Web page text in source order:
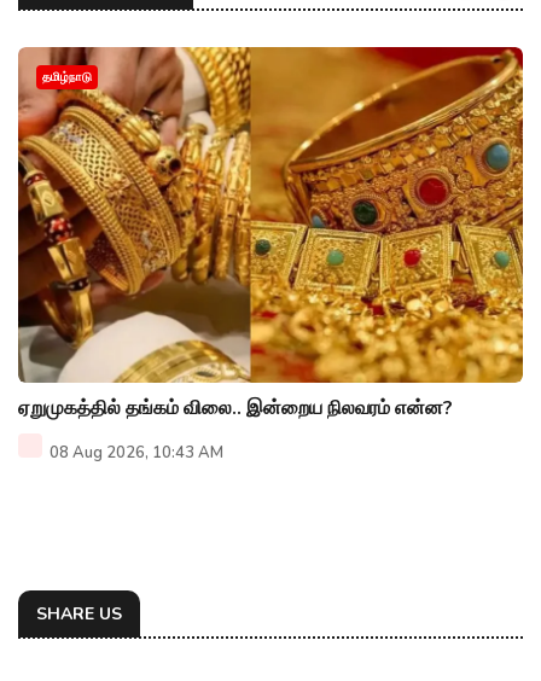
தமிழ்நாடு
ஏறுமுகத்தில் தங்கம் விலை.. இன்றைய நிலவரம் என்ன?
08 Aug 2026, 10:43 AM
SHARE US